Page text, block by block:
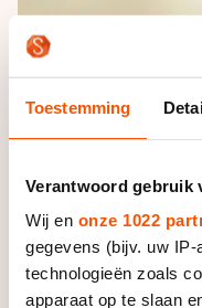
Toestemming
Verantwoord gebruik
Wij en onze 1022
gegevens (bijv. uw
technologieën zoals
apparaat op te slaan
Tickets
Livestreams
Word schaatsfan!
Winacties
Olympische Spelen
Medaille overzicht